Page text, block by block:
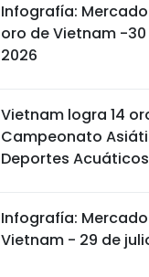
Infografía:
oro de Vietnam -
2026
Vietnam logra 14
Campeonato
Deportes Acuáticos
Infografía:
Vietnam - 29 de